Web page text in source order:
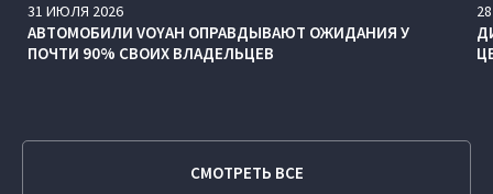
31 ИЮЛЯ 2026
АВТОМОБИЛИ VOYAH ОПРАВДЫВАЮТ ОЖИДАНИЯ У
ПОЧТИ 90% СВОИХ ВЛАДЕЛЬЦЕВ
28
СМОТРЕТЬ ВСЕ